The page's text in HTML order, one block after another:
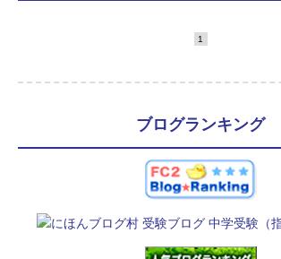
1
ブログランキング